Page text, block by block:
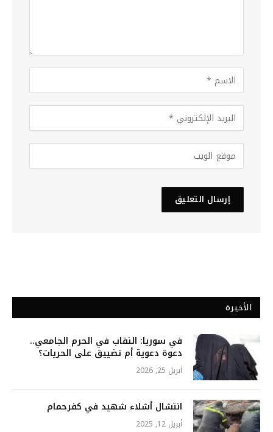
الأخيرة
في سوريا: النقاب في الحرم الجامعي..
دعوة دعوية أم تضييق على الحريات؟
أبريل 25, 2026
انتشال أشلاء شهيد في كفرحمام
أبريل 12, 2025